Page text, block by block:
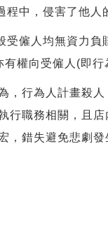
中，侵害了他人
僱人均無資力負
權向受僱人(即行
行為人計畫殺人
行職務相關，且
，錯失避免悲劇